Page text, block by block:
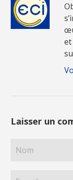
Laisser un